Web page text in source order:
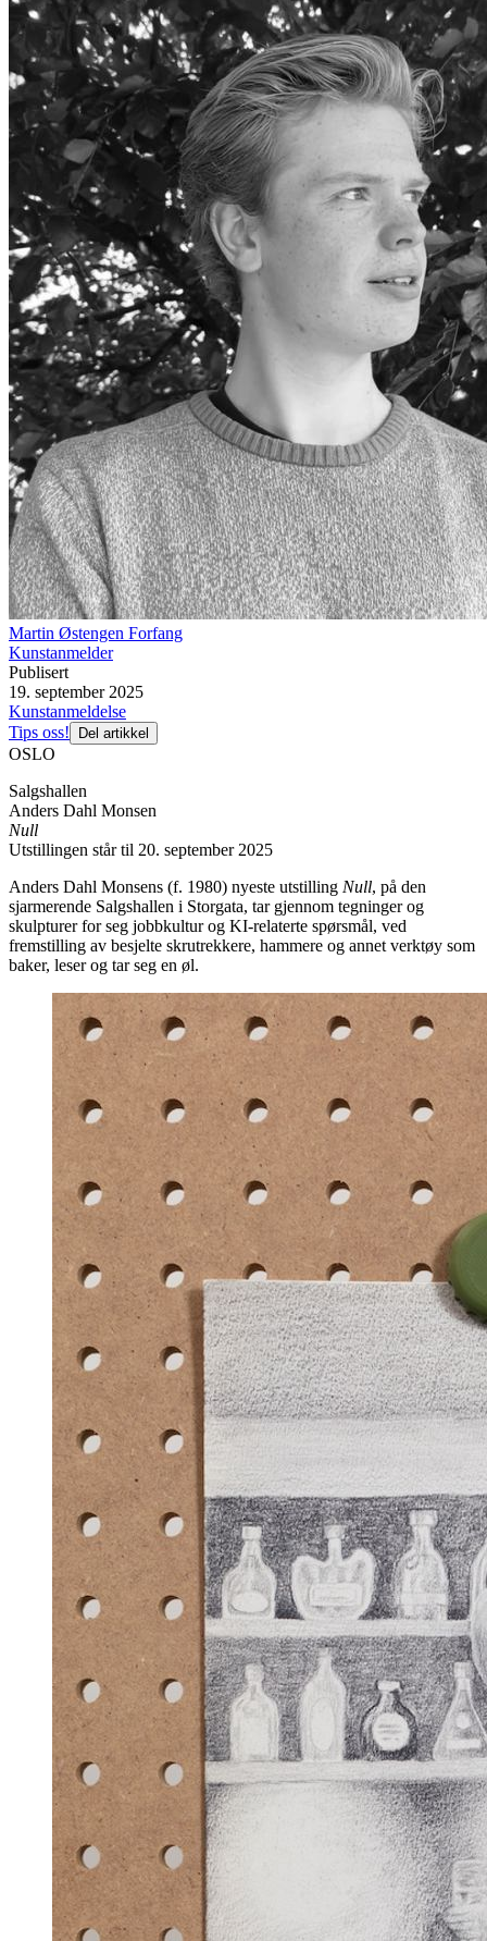
Martin Østengen Forfang
Kunstanmelder
Publisert
19. september 2025
Kunstanmeldelse
Tips oss!
Del artikkel
OSLO
Salgshallen
Anders Dahl Monsen
Null
Utstillingen står til 20. september 2025
Anders Dahl Monsens (f. 1980) nyeste utstilling Null, på den
sjarmerende Salgshallen i Storgata, tar gjennom tegninger og
skulpturer for seg jobbkultur og KI-relaterte spørsmål, ved
fremstilling av besjelte skrutrekkere, hammere og annet verktøy som
baker, leser og tar seg en øl.